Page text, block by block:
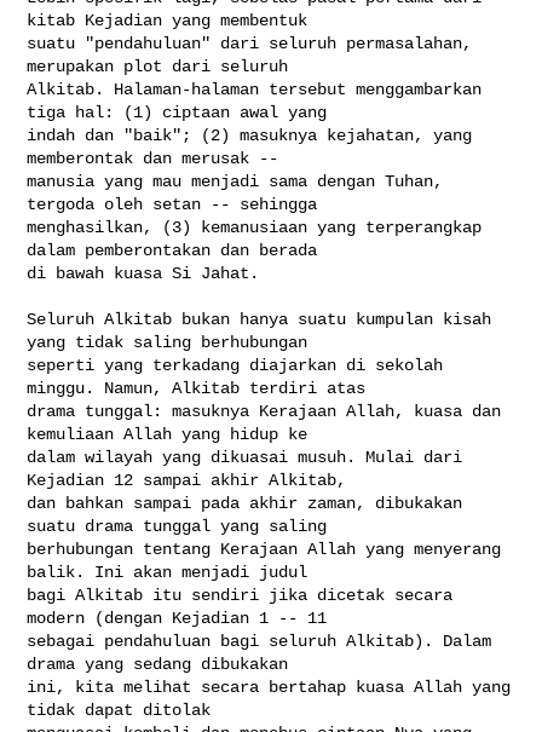
kitab Kejadian yang membentuk
suatu "pendahuluan" dari seluruh permasalahan,
merupakan plot dari seluruh
Alkitab. Halaman-halaman tersebut menggambarkan
tiga hal: (1) ciptaan awal yang
indah dan "baik"; (2) masuknya kejahatan, yang
memberontak dan merusak --
manusia yang mau menjadi sama dengan Tuhan,
tergoda oleh setan -- sehingga
menghasilkan, (3) kemanusiaan yang terperangkap
dalam pemberontakan dan berada
di bawah kuasa Si Jahat.
Seluruh Alkitab bukan hanya suatu kumpulan kisah
yang tidak saling berhubungan
seperti yang terkadang diajarkan di sekolah
minggu. Namun, Alkitab terdiri atas
drama tunggal: masuknya Kerajaan Allah, kuasa dan
kemuliaan Allah yang hidup ke
dalam wilayah yang dikuasai musuh. Mulai dari
Kejadian 12 sampai akhir Alkitab,
dan bahkan sampai pada akhir zaman, dibukakan
suatu drama tunggal yang saling
berhubungan tentang Kerajaan Allah yang menyerang
balik. Ini akan menjadi judul
bagi Alkitab itu sendiri jika dicetak secara
modern (dengan Kejadian 1 -- 11
sebagai pendahuluan bagi seluruh Alkitab). Dalam
drama yang sedang dibukakan
ini, kita melihat secara bertahap kuasa Allah yang
tidak dapat ditolak